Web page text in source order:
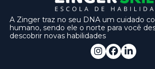
A Zinger traz no seu DNA um cuidado
humano, sendo ele o norte para você
descobrir novas habilidades